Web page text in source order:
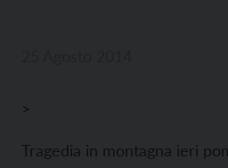
>
Tragedia in montagna ieri